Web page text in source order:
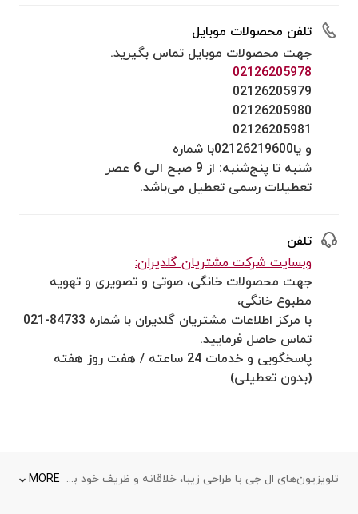
تلفن محصولات موبایل
جهت محصولات موبایل تماس بگیرید.
02126205978
02126205979
02126205980
02126205981
و یا02126219600با شماره
شنبه تا پنج‌شنبه: از 9 صبح الی 6 عصر
تعطیلات رسمی تعطیل می‌باشد.
تلفن
وبسایت شرکت مشتریان گلدیران:
جهت محصولات خانگی، صوتی و تصویری و تهویه
مطبوع خانگی،
با مرکز اطلاعات مشتریان گلدیران با شماره 84733-021
تماس حاصل فرمایید.
پاسخگویی و خدمات 24 ساعته / هفت روز هفته
(بدون تعطیلی)
تلویزیون‌های ال جی با طراحی زیبا، خلاقانه و ظریف خود به راحتی با دکوراسیون خانه شما هماهنگ می‌شوند. از نسل جدید MORE